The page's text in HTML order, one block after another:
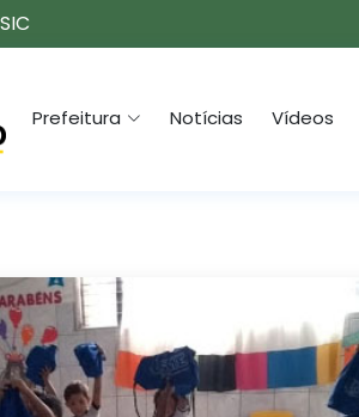
Prefeitura Notícias Vídeos